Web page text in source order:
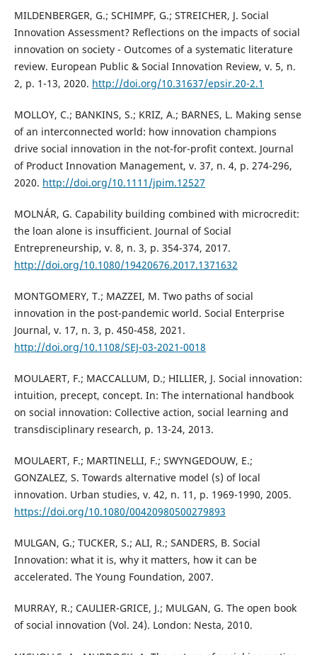
MILDENBERGER, G.; SCHIMPF, G.; STREICHER, J. Social
Innovation Assessment? Reflections on the impacts of social
innovation on society - Outcomes of a systematic literature
review. European Public & Social Innovation Review, v. 5, n.
2, p. 1-13, 2020. http://doi.org/10.31637/epsir.20-2.1
MOLLOY, C.; BANKINS, S.; KRIZ, A.; BARNES, L. Making sense
of an interconnected world: how innovation champions
drive social innovation in the not-for-profit context. Journal
of Product Innovation Management, v. 37, n. 4, p. 274-296,
2020. http://doi.org/10.1111/jpim.12527
MOLNÁR, G. Capability building combined with microcredit:
the loan alone is insufficient. Journal of Social
Entrepreneurship, v. 8, n. 3, p. 354-374, 2017.
http://doi.org/10.1080/19420676.2017.1371632
MONTGOMERY, T.; MAZZEI, M. Two paths of social
innovation in the post-pandemic world. Social Enterprise
Journal, v. 17, n. 3, p. 450-458, 2021.
http://doi.org/10.1108/SEJ-03-2021-0018
MOULAERT, F.; MACCALLUM, D.; HILLIER, J. Social innovation:
intuition, precept, concept. In: The international handbook
on social innovation: Collective action, social learning and
transdisciplinary research, p. 13-24, 2013.
MOULAERT, F.; MARTINELLI, F.; SWYNGEDOUW, E.;
GONZALEZ, S. Towards alternative model (s) of local
innovation. Urban studies, v. 42, n. 11, p. 1969-1990, 2005.
https://doi.org/10.1080/00420980500279893
MULGAN, G.; TUCKER, S.; ALI, R.; SANDERS, B. Social
Innovation: what it is, why it matters, how it can be
accelerated. The Young Foundation, 2007.
MURRAY, R.; CAULIER-GRICE, J.; MULGAN, G. The open book
of social innovation (Vol. 24). London: Nesta, 2010.